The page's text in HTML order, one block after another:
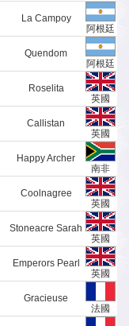
La Campoy
阿根廷
Quendom
阿根廷
Roselita
英國
Callistan
英國
Happy Archer
南非
Coolnagree
英國
Stoneacre Sarah
英國
Emperors Pearl
英國
Gracieuse
法國